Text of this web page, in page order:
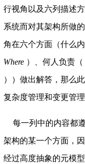
行视角以及六列描述
系统而对其架构所做
角在六个方面（什么
Where ）、何人负责（
））做出解答，那么
复杂度管理和变更管理
每一列中的内容都
架构的某一个方面，
经过高度抽象的元模型